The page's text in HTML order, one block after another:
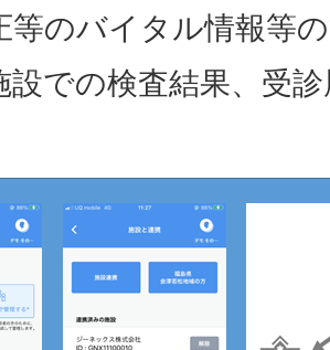
等のバイタル情報等
設での検査結果、受